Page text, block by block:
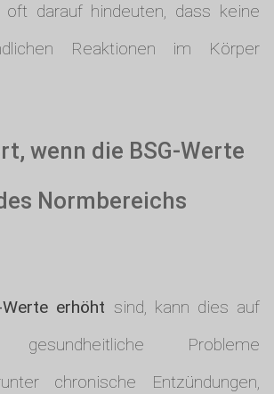
darauf hindeuten, dass keine
Reaktionen im Körper
wenn die BSG-Werte
Normbereichs
Werte erhöht sind, kann dies auf
gesundheitliche Probleme
chronische Entzündungen,